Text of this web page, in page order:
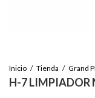
Inicio Tienda Grand
H-7 LIMPIADOR